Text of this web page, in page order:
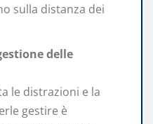
sulla distanza dei
delle
le distrazioni e la
gestire è